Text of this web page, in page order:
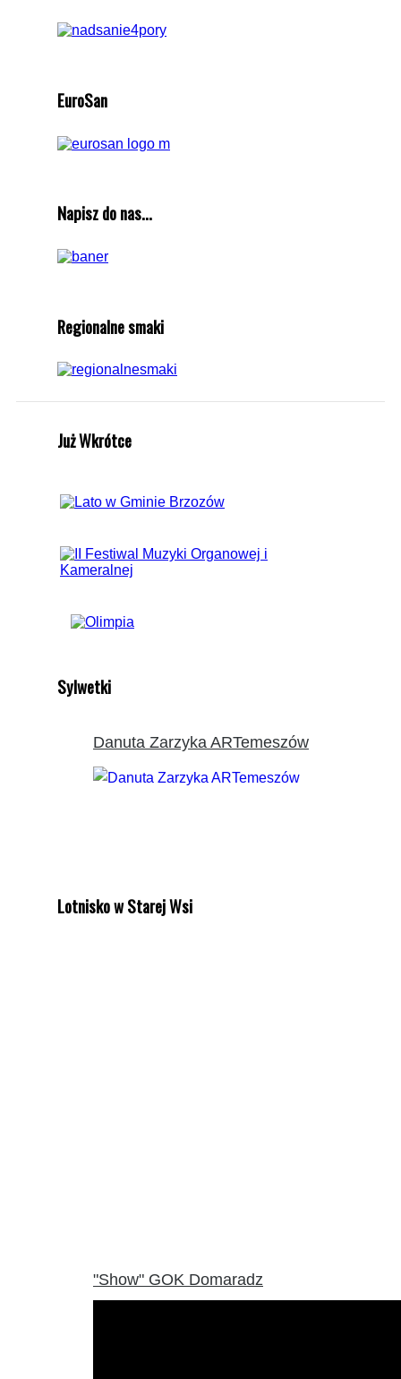
EuroSan
Napisz do nas...
Regionalne smaki
Już Wkrótce
Sylwetki
Danuta Zarzyka ARTemeszów
Lotnisko w Starej Wsi
"Show" GOK Domaradz